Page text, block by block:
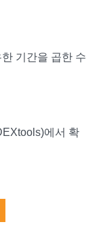
기간을 곱한 수
에서 확